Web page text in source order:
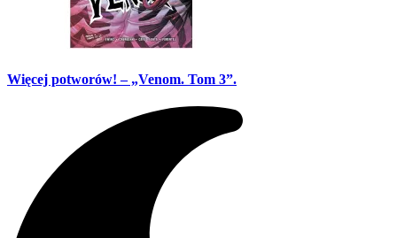
Więcej potworów! – „Venom. Tom 3”.